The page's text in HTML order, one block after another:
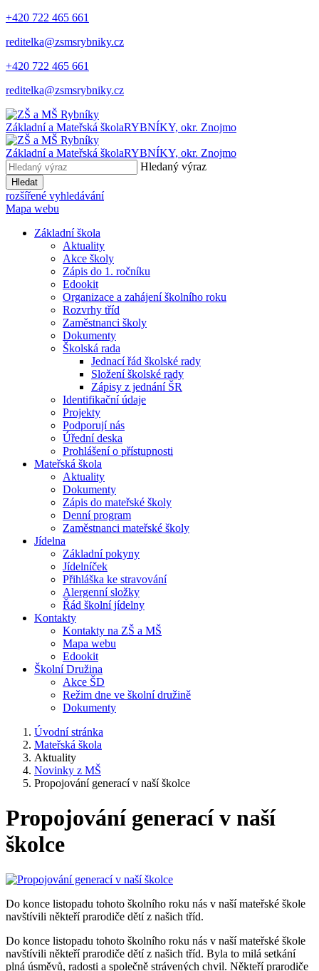
+420 722 465 661
reditelka@zsmsrybniky.cz
+420 722 465 661
reditelka@zsmsrybniky.cz
Základní a Mateřská školaRYBNÍKY, okr. Znojmo
Základní a Mateřská školaRYBNÍKY, okr. Znojmo
Hledaný výraz
Hledat
rozšířené vyhledávání
Mapa webu
Základní škola
Aktuality
Akce školy
Zápis do 1. ročníku
Edookit
Organizace a zahájení školního roku
Rozvrhy tříd
Zaměstnanci školy
Dokumenty
Školská rada
Jednací řád školské rady
Složení školské rady
Zápisy z jednání ŠR
Identifikační údaje
Projekty
Podporují nás
Úřední deska
Prohlášení o přístupnosti
Mateřská škola
Aktuality
Dokumenty
Zápis do mateřské školy
Denní program
Zaměstnanci mateřské školy
Jídelna
Základní pokyny
Jídelníček
Přihláška ke stravování
Alergenní složky
Řád školní jídelny
Kontakty
Kontakty na ZŠ a MŠ
Mapa webu
Edookit
Školní Družina
Akce ŠD
Režim dne ve školní družině
Dokumenty
Úvodní stránka
Mateřská škola
Aktuality
Novinky z MŠ
Propojování generací v naší školce
Propojování generací v naší
školce
Do konce listopadu tohoto školního roku nás v naší mateřské škole
navštívili někteří prarodiče dětí z našich tříd.
Do konce listopadu tohoto školního roku nás v naší mateřské škole
navštívili někteří prarodiče dětí z našich tříd. Byla to milá setkání
plná úsměvů, radosti a společně strávených chvil. Někteří prarodiče